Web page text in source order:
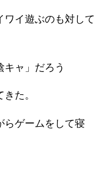
イ遊ぶのも対して
ャ」だろう
た。
ゲームをして寝